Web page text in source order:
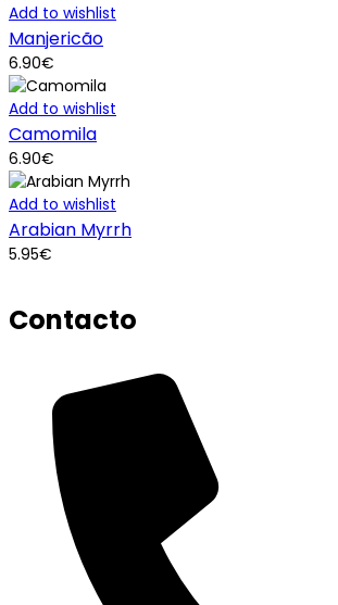
Add to wishlist
Manjericão
6.90€
Add to wishlist
Camomila
6.90€
Add to wishlist
Arabian Myrrh
5.95€
Contacto